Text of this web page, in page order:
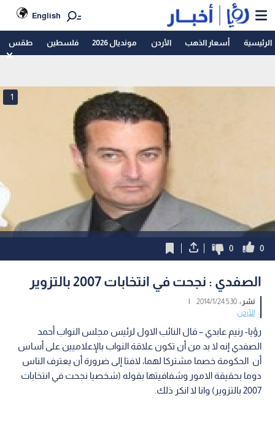
English
الرئيسية أسعار الذهب الأردن مونديال 2026 فلسطين طقس
1
0
0
الصفدي : نجحت في انتخابات 2007 بالتزوير
نشر :5:30 2014/1/24
|
الأردن
رؤيا- رنيم عابدي – قال النائب الاول لرئيس مجلس النواب أحمد
الصفدي إنه لا بد من أن تكون علاقة النواب بالإعلاميين على أساس
أن الحكومة خصما مشتركا لهما، لافتا إلى ضرورة أن يعترف الناس
دوما بحقيقة الامور وشفافيتها بقوله (شخصيا نجحت في انتخابات
2007 بالتزوير) وانا لا انكر ذلك.